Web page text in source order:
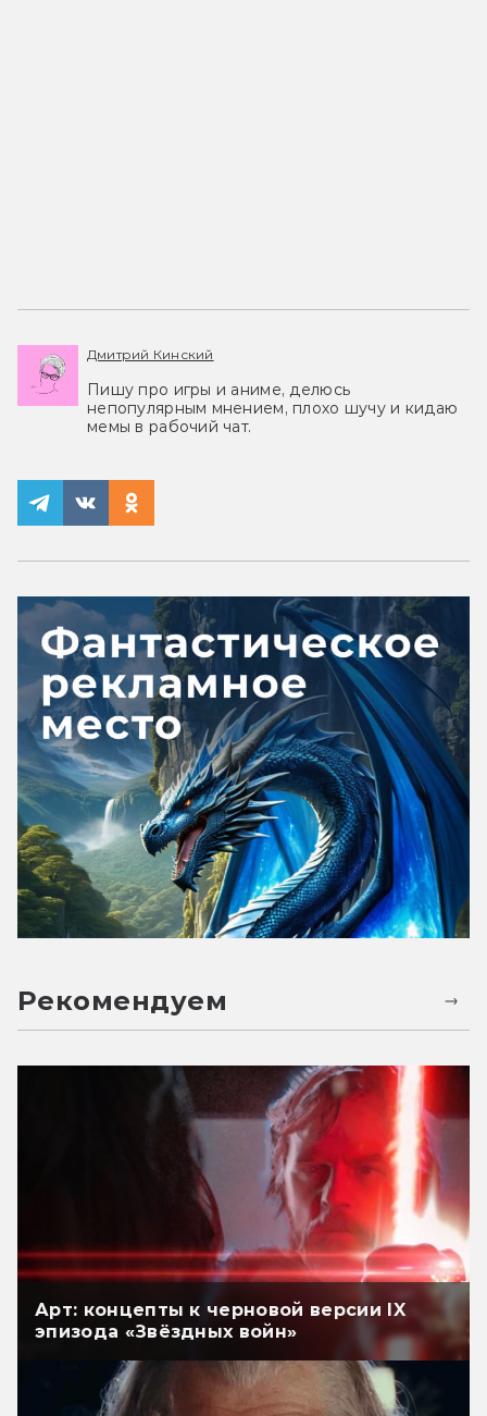
Дмитрий Кинский
Пишу про игры и аниме, делюсь
непопулярным мнением, плохо шучу и кидаю
мемы в рабочий чат.
Рекомендуем
Арт: концепты к черновой версии IX
эпизода «Звёздных войн»